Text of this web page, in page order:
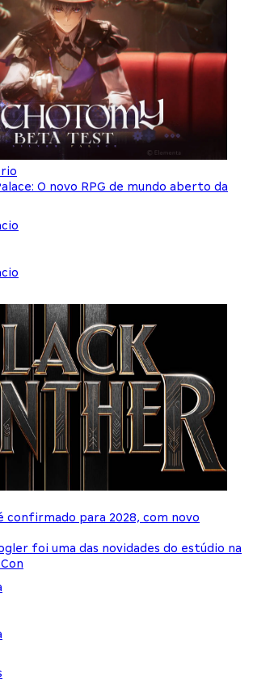
O novo RPG de mundo aberto da
confirmado para 2028, com novo
foi uma das novidades do estúdio na